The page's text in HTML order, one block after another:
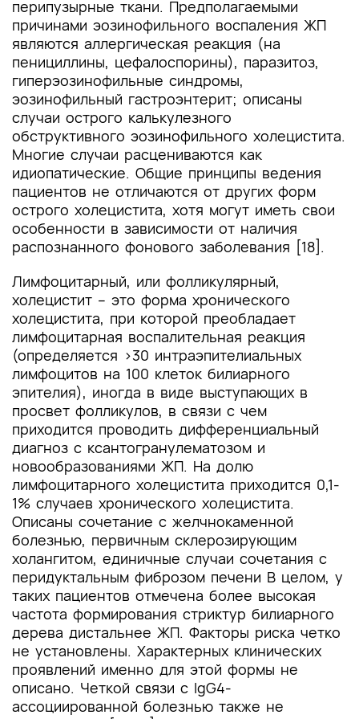
перипузырные ткани. Предполагаемыми
причинами эозинофильного воспаления ЖП
являются аллергическая реакция (на
пенициллины, цефалоспорины), паразитоз,
гиперэозинофильные синдромы,
эозинофильный гастроэнтерит; описаны
случаи острого калькулезного
обструктивного эозинофильного холецистита.
Многие случаи расцениваются как
идиопатические. Общие принципы ведения
пациентов не отличаются от других форм
острого холецистита, хотя могут иметь свои
особенности в зависимости от наличия
распознанного фонового заболевания [18].
Лимфоцитарный, или фолликулярный,
холецистит – это форма хронического
холецистита, при которой преобладает
лимфоцитарная воспалительная реакция
(определяется >30 интраэпителиальных
лимфоцитов на 100 клеток билиарного
эпителия), иногда в виде выступающих в
просвет фолликулов, в связи с чем
приходится проводить дифференциальный
диагноз с ксантогранулематозом и
новообразованиями ЖП. На долю
лимфоцитарного холецистита приходится 0,1-
1% случаев хронического холецистита.
Описаны сочетание с желчнокаменной
болезнью, первичным склерозирующим
холангитом, единичные случаи сочетания с
перидуктальным фиброзом печени В целом, у
таких пациентов отмечена более высокая
частота формирования стриктур билиарного
дерева дистальнее ЖП. Факторы риска четко
не установлены. Характерных клинических
проявлений именно для этой формы не
описано. Четкой связи с IgG4-
ассоциированной болезнью также не